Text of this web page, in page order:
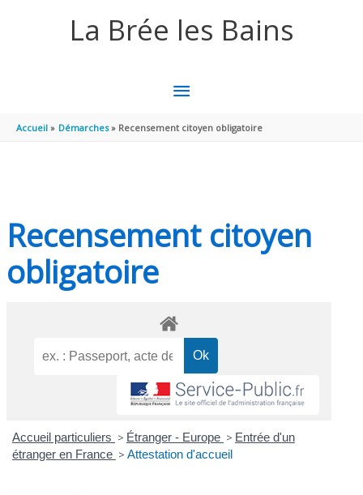
La Brée les Bains
MENU
PRINCIPAL
Accueil Démarches Recensement citoyen obligatoire
Recensement citoyen
obligatoire
Accueil particuliers > Étranger - Europe > Entrée d'un
étranger en France > Attestation d'accueil